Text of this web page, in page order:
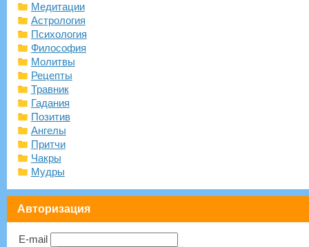
Медитации
Астрология
Психология
Философия
Молитвы
Рецепты
Травник
Гадания
Позитив
Ангелы
Притчи
Чакры
Мудры
Авторизация
E-mail